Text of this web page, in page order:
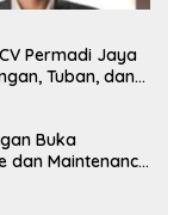
Permadi Jaya
Tuban, dan
Buka
dan Maintenance